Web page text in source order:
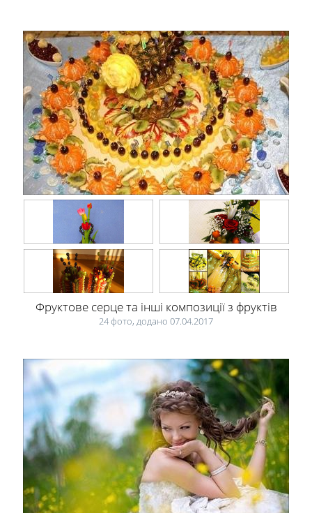
Фруктове серце та інші композиції з фруктів
24 фото, додано 07.04.2017